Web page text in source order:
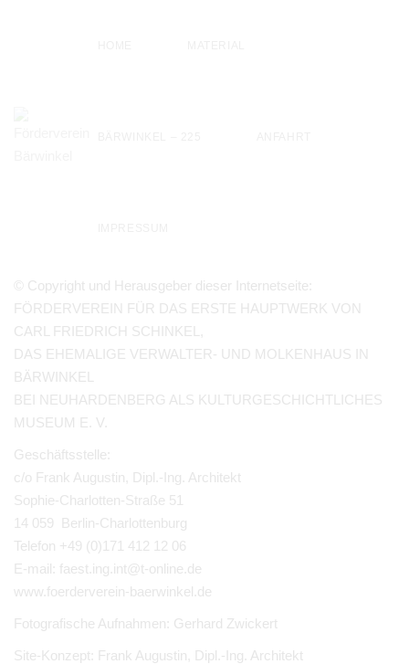
© Copyright und Herausgeber dieser Internetseite:
FÖRDERVEREIN FÜR DAS ERSTE HAUPTWERK VON
CARL FRIEDRICH SCHINKEL,
DAS EHEMALIGE VERWALTER- UND MOLKENHAUS IN
BÄRWINKEL
BEI NEUHARDENBERG ALS KULTURGESCHICHTLICHES
MUSEUM E. V.
Geschäftsstelle:
c/o Frank Augustin, Dipl.-Ing. Architekt
Sophie-Charlotten-Straße 51
14 059 Berlin-Charlottenburg
Telefon +49 (0)171 412 12 06
E-mail: faest.ing.int@t-online.de
www.foerderverein-baerwinkel.de
Fotografische Aufnahmen: Gerhard Zwickert
Site-Konzept: Frank Augustin, Dipl.-Ing. Architekt